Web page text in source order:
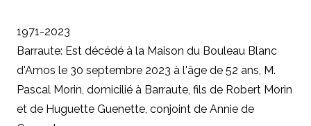
1971-2023
Barraute: Est décédé à la Maison du Bouleau Blanc
d'Amos le 30 septembre 2023 à l'âge de 52 ans, M.
Pascal Morin, domicilié à Barraute, fils de Robert Morin
et de Huguette Guenette, conjoint de Annie de